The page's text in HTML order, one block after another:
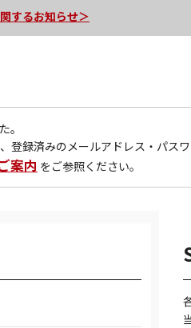
するお知らせ＞
。
録済みのメールアドレス・パスワ
案内 をご参照ください。